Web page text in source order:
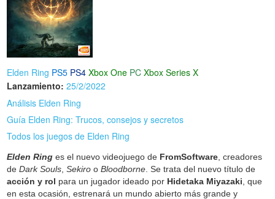
Elden Ring PS5 PS4 Xbox One PC Xbox Series X
Lanzamiento: 25/2/2022
Análisis Elden Ring
Guía Elden Ring: Trucos, consejos y secretos
Todos los juegos de Elden Ring
Elden Ring es el nuevo videojuego de FromSoftware , creadores
deDark Souls ,Sekiro oBloodborne . Se trata del nuevo título de
acción y rol para un jugador ideado por Hidetaka Miyazaki , que
en esta ocasión, estrenará un mundo abierto más grande y